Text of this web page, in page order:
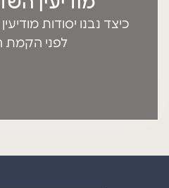
כיצד נבנו יסודות
לפני הקמת
מלחמת העצמאות. נעקוב אחר
הכפרים", המחלקה הערבית,
הראשונים. זהו סיפור של חזון,
לאחד ממרכיבי העוצמה